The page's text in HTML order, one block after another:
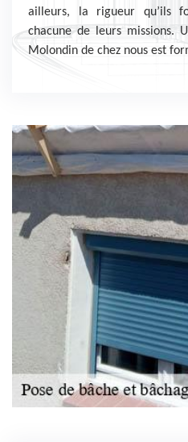
ailleurs, la rigueur qu’ils
chacune de leurs missions.
Molondin de chez nous est